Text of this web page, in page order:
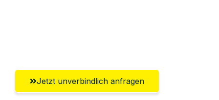
Jetzt unverbindlich anfragen